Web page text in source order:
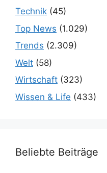
Technik (45)
Top News (1.029)
Trends (2.309)
Welt (58)
Wirtschaft (323)
Wissen & Life (433)
Beliebte Beiträge